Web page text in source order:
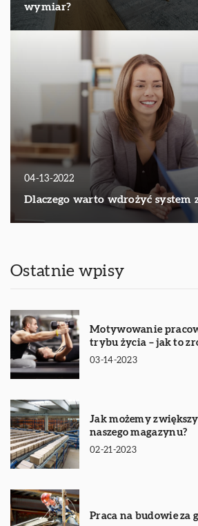
wymiar?
04-13-2022
Dlaczego warto wdrożyć system
Ostatnie wpisy
Motywowanie
trybu życia – jak to
03-14-2023
Jak możemy
naszego magazynu?
02-21-2023
Praca na budowie za